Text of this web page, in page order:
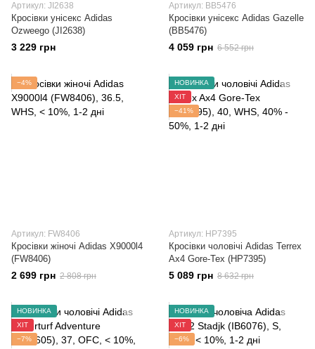
Артикул: JI2638
Кросівки унісекс Adidas
Ozweego (JI2638)
3 229 грн
Артикул: BB5476
Кросівки унісекс Adidas Gazelle
(BB5476)
4 059 грн 6 552 грн
−4%
Артикул: FW8406
Кросівки жіночі Adidas X9000l4
(FW8406)
2 699 грн 2 808 грн
НОВИНКА
ХІТ
−41%
Артикул: HP7395
Кросівки чоловічі Adidas Terrex
Ax4 Gore-Tex (HP7395)
5 089 грн 8 632 грн
НОВИНКА
ХІТ
−7%
НОВИНКА
ХІТ
−6%